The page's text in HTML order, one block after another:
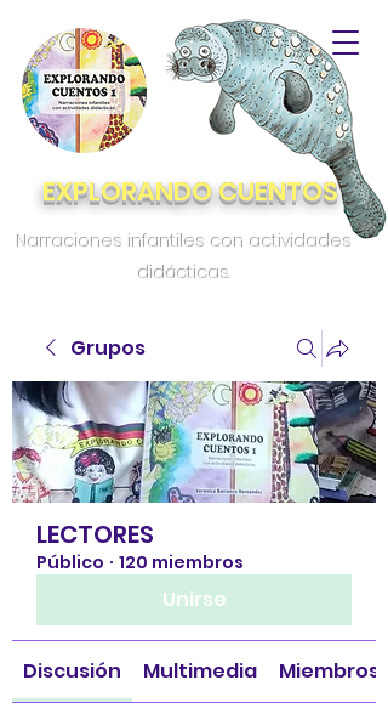
EXPLORANDO CUENTOS
Narraciones infantiles con actividades
didácticas.
Grupos
LECTORES
Público · 120 miembros
Unirse
Discusión Multimedia Miembros